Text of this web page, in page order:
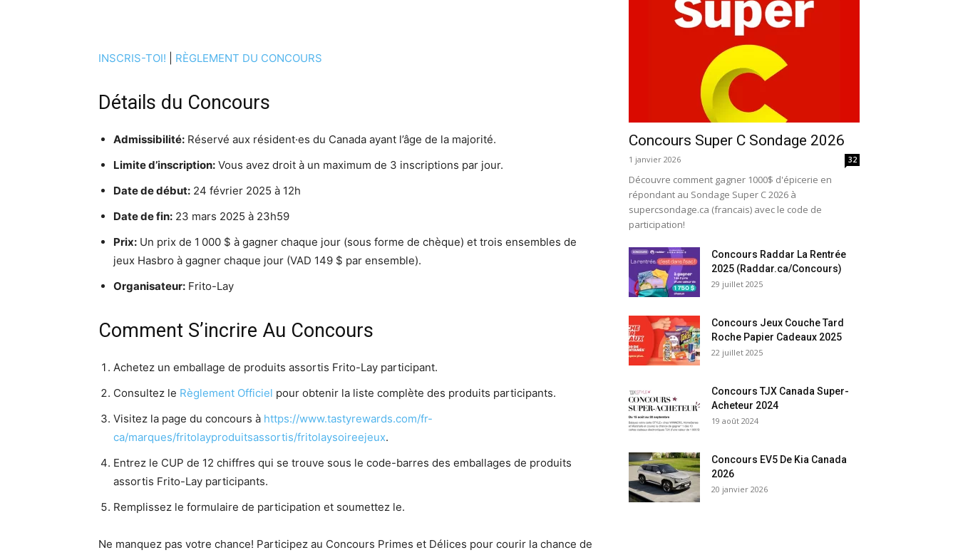
INSCRIS-TOI! RÈGLEMENT DU CONCOURS
Détails du Concours
Admissibilité: Réservé aux résident·es du Canada ayant l’âge de la majorité.
Limite d’inscription: Vous avez droit à un maximum de 3 inscriptions par jour.
Date de début: 24 février 2025 à 12h
Date de fin: 23 mars 2025 à 23h59
Prix: Un prix de 1 000 $ à gagner chaque jour (sous forme de chèque) et trois ensembles de
jeux Hasbro à gagner chaque jour (VAD 149 $ par ensemble).
Organisateur: Frito-Lay
Comment S’incrire Au Concours
Achetez un emballage de produits assortis Frito-Lay participant.
Consultez le Règlement Officiel pour obtenir la liste complète des produits participants.
Visitez la page du concours à https://www.tastyrewards.com/fr-
ca/marques/fritolayproduitsassortis/fritolaysoireejeux.
Entrez le CUP de 12 chiffres qui se trouve sous le code-barres des emballages de produits
assortis Frito-Lay participants.
Remplissez le formulaire de participation et soumettez le.
Ne manquez pas votre chance! Participez au Concours Primes et Délices pour courir la chance de
Concours Super C Sondage 2026
1 janvier 2026 32
Découvre comment gagner 1000$ d'épicerie en
répondant au Sondage Super C 2026 à
supercsondage.ca (francais) avec le code de
participation!
Concours Raddar La Rentrée
2025 (Raddar.ca/Concours)
29 juillet 2025
Concours Jeux Couche Tard
Roche Papier Cadeaux 2025
22 juillet 2025
Concours TJX Canada Super-
Acheteur 2024
19 août 2024
Concours EV5 De Kia Canada
2026
20 janvier 2026